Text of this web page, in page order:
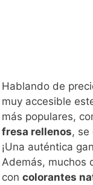
Hablando de
muy accesible
más populares,
fresa rellenos, se
¡Una auténtica
Además, muchos
con colorantes